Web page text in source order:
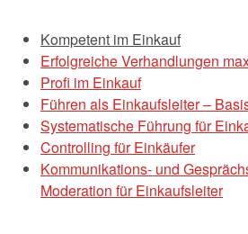
Kompetent im Einkauf
Erfolgreiche Verhandlungen
Profi im Einkauf
Führen als Einkaufsleiter –
Systematische Führung für
Controlling für Einkäufer
Kommunikations- und
Moderation für Einkaufsleiter